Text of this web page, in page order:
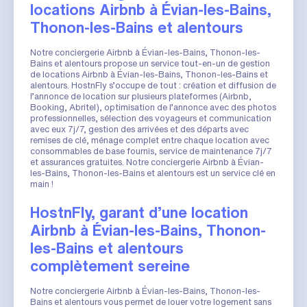
locations Airbnb à Évian-les-Bains,
Thonon-les-Bains et alentours
Notre conciergerie Airbnb à Évian-les-Bains, Thonon-les-
Bains et alentours propose un service tout-en-un de gestion
de locations Airbnb à Évian-les-Bains, Thonon-les-Bains et
alentours. HostnFly s’occupe de tout : création et diffusion de
l’annonce de location sur plusieurs plateformes (Airbnb,
Booking, Abritel), optimisation de l’annonce avec des photos
professionnelles, sélection des voyageurs et communication
avec eux 7j/7, gestion des arrivées et des départs avec
remises de clé, ménage complet entre chaque location avec
consommables de base fournis, service de maintenance 7j/7
et assurances gratuites. Notre conciergerie Airbnb à Évian-
les-Bains, Thonon-les-Bains et alentours est un service clé en
main !
HostnFly, garant d’une location
Airbnb à Évian-les-Bains, Thonon-
les-Bains et alentours
complètement sereine
Notre conciergerie Airbnb à Évian-les-Bains, Thonon-les-
Bains et alentours vous permet de louer votre logement sans